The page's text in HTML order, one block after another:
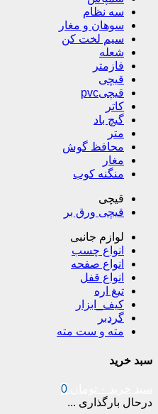
سه نظام
سوهان و مغار
سیم لخت کن
شعله
فازمتر
قیچی
قیچیpvc
کاتر
گیچ باد
متر
محافظ گوش
مغار
منگنه کوب
قیچی
قیچی ورق بر
لوازم جانبی
انواع چسب
انواع صفحه
انواع قفل
تیغ اره
کیف_ابزار
گردبر
مته و ست مته
سبد خرید
0
درحال بارگذاری ...